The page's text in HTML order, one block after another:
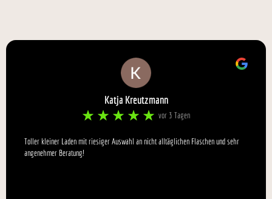
Katja Kreutzmann
vor 3 Tagen
Toller kleiner Laden mit riesiger Auswahl an nicht alltäglichen Flaschen und sehr
angenehmer Beratung!